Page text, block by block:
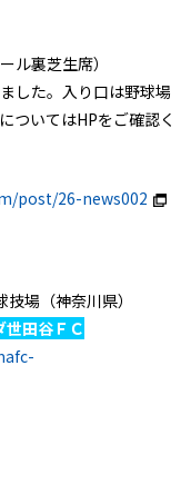
裏芝生席）
した。入り口は野球場
ついてはHPをご確認く
post/26-news002
場（神奈川県）
世田谷ＦＣ